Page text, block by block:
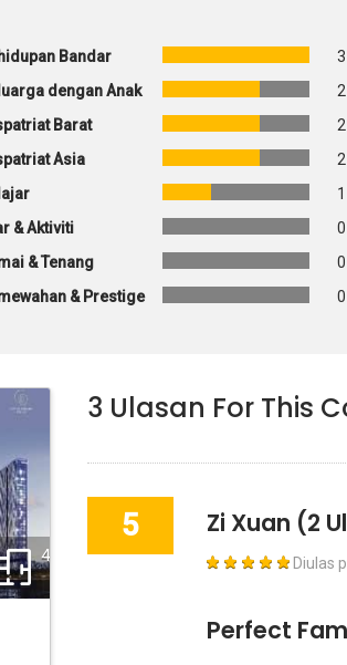
Bandar
3
dengan Anak
2
Barat
2
Asia
2
1
& Aktiviti
0
& Tenang
0
& Prestige
0
4
3 Ulasan For This
5 Zi Xuan (2
Diulas
Perfect